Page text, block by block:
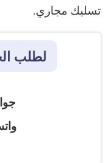
تسليك مجاري.
لطلب